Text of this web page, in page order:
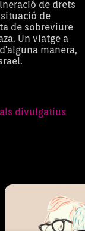
de drets
de
de sobreviure
Un viatge a
manera,
divulgatius
Woody
Curtmetratge
Goya al 2018,
curtmetratge